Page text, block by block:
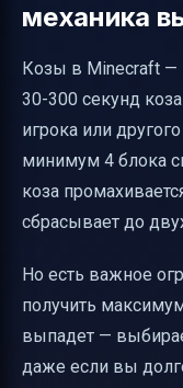
механика
Козы в Minecraft —
30-300 секунд
игрока или
минимум 4 блока
коза
сбрасывает до
Но есть важное
получить
выпадет —
даже если вы